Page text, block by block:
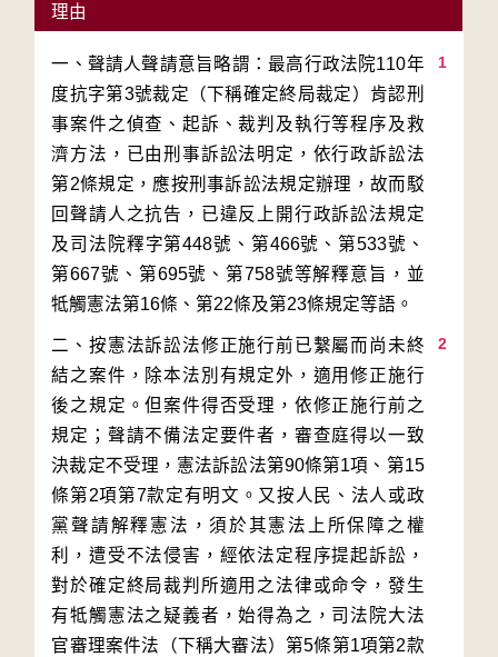
理由
1
一、聲請人聲請意旨略謂：最高行政法院110年
度抗字第3號裁定（下稱確定終局裁定）肯認刑
事案件之偵查、起訴、裁判及執行等程序及救
濟方法，已由刑事訴訟法明定，依行政訴訟法
第2條規定，應按刑事訴訟法規定辦理，故而駁
回聲請人之抗告，已違反上開行政訴訟法規定
及司法院釋字第448號、第466號、第533號、
第667號、第695號、第758號等解釋意旨，並
2
二、按憲法訴訟法修正施行前已繫屬而尚未終
結之案件，除本法別有規定外，適用修正施行
後之規定。但案件得否受理，依修正施行前之
規定；聲請不備法定要件者，審查庭得以一致
決裁定不受理，憲法訴訟法第90條第1項、第15
條第2項第7款定有明文。又按人民、法人或政
黨聲請解釋憲法，須於其憲法上所保障之權
利，遭受不法侵害，經依法定程序提起訴訟，
對於確定終局裁判所適用之法律或命令，發生
有牴觸憲法之疑義者，始得為之，司法院大法
官審理案件法（下稱大審法）第5條第1項第2款